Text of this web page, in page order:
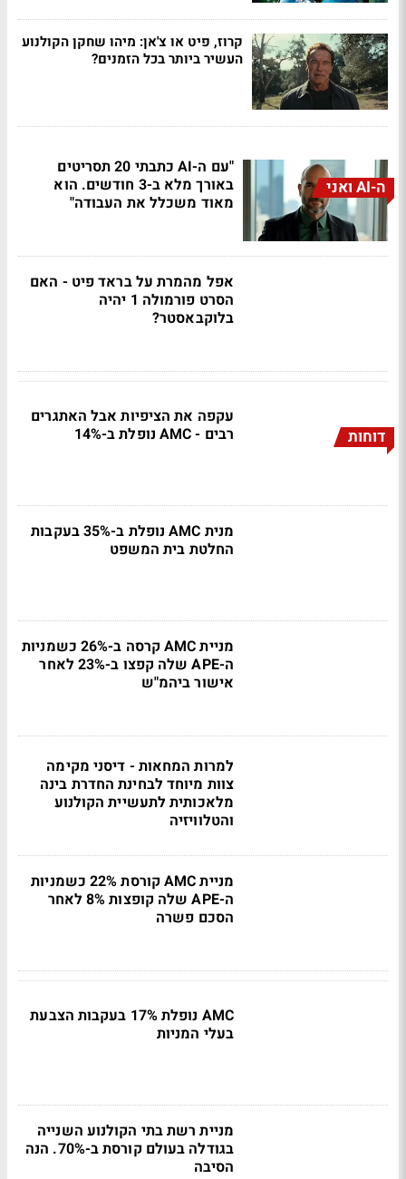
קרוז, פיט או צ'אן: מיהו שחקן הקולנוע
העשיר ביותר בכל הזמנים?
ה-AI ואני
"עם ה-AI כתבתי 20 תסריטים
באורך מלא ב-3 חודשים. הוא
מאוד משכלל את העבודה"
אפל מהמרת על בראד פיט - האם
הסרט פורמולה 1 יהיה
בלוקבאסטר?
דוחות
עקפה את הציפיות אבל האתגרים
רבים - AMC נופלת ב-14%
מנית AMC נופלת ב-35% בעקבות
החלטת בית המשפט
מניית AMC קרסה ב-26% כשמניות
ה-APE שלה קפצו ב-23% לאחר
אישור ביהמ"ש
למרות המחאות - דיסני מקימה
צוות מיוחד לבחינת החדרת בינה
מלאכותית לתעשיית הקולנוע
והטלוויזיה
מניית AMC קורסת 22% כשמניות
ה-APE שלה קופצות 8% לאחר
הסכם פשרה
AMC נופלת 17% בעקבות הצבעת
בעלי המניות
מניית רשת בתי הקולנוע השנייה
בגודלה בעולם קורסת ב-70%. הנה
הסיבה